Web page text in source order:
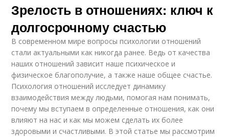
Зрелость в отношениях: ключ к
долгосрочному счастью
В современном мире вопросы психологии отношений
стали актуальными как никогда ранее. Ведь от качества
наших отношений зависит наше психическое и
физическое благополучие, а также наше общее счастье.
Психология отношений исследует динамику
взаимодействия между людьми, помогая нам понимать,
почему мы вступаем в определенные отношения, как они
влияют на нас и как мы можем сделать их более
здоровыми и счастливыми. В этой статье мы рассмотрим